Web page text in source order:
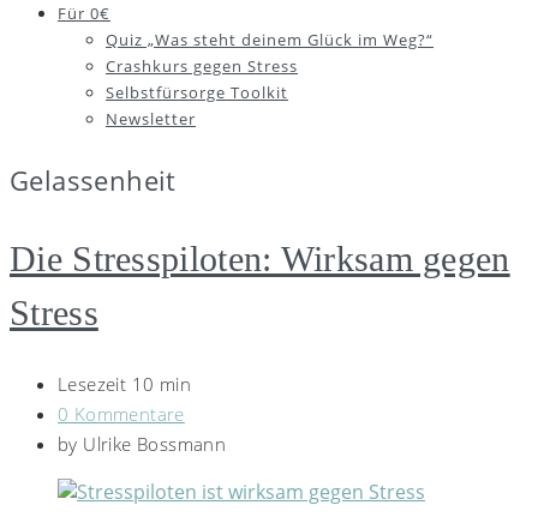
Für 0€
Quiz „Was steht deinem Glück im Weg?“
Crashkurs gegen Stress
Selbstfürsorge Toolkit
Newsletter
Gelassenheit
Die Stresspiloten: Wirksam gegen
Stress
Lesezeit 10 min
0 Kommentare
by Ulrike Bossmann